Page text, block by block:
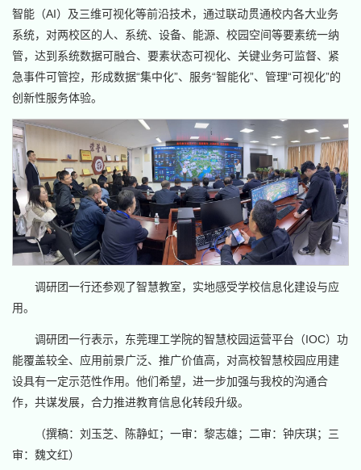
智能（AI）及三维可视化等前沿技术，通过联动贯通校内各大业务
系统，对两校区的人、系统、设备、能源、校园空间等要素统一纳
管，达到系统数据可融合、要素状态可视化、关键业务可监督、紧
急事件可管控，形成数据“集中化”、服务“智能化”、管理“可视化”的
创新性服务体验。
调研团一行还参观了智慧教室，实地感受学校信息化建设与应
用。
调研团一行表示，东莞理工学院的智慧校园运营平台（IOC）功
能覆盖较全、应用前景广泛、推广价值高，对高校智慧校园应用建
设具有一定示范性作用。他们希望，进一步加强与我校的沟通合
作，共谋发展，合力推进教育信息化转段升级。
（撰稿：刘玉芝、陈静虹；一审：黎志雄；二审：钟庆琪；三
审：魏文红）